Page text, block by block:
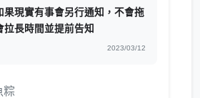
果現實有事會另行通知，不會拖
拉長時間並提前告知
2023/03/12
粽